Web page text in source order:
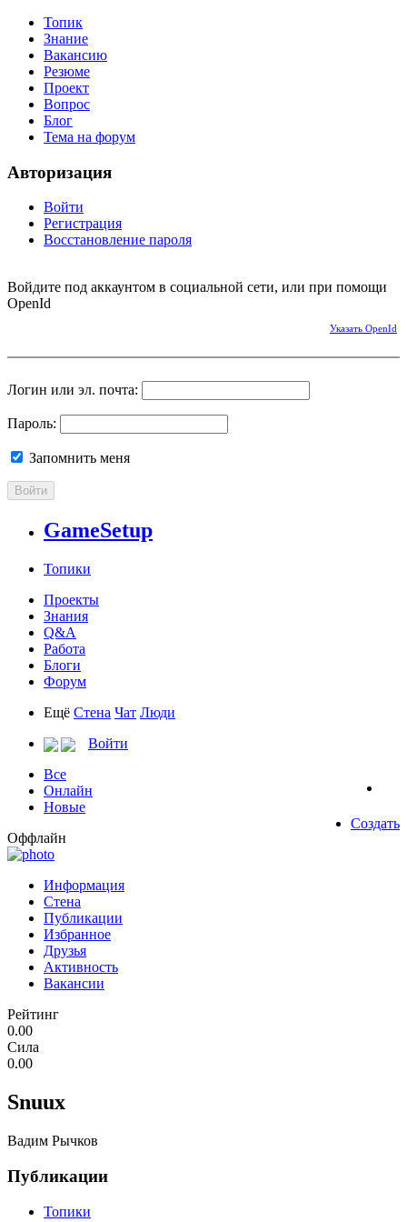
Топик
Знание
Вакансию
Резюме
Проект
Вопрос
Блог
Тема на форум
Авторизация
Войти
Регистрация
Восстановление пароля
Войдите под аккаунтом в социальной сети, или при помощи
OpenId
Указать OpenId
Логин или эл. почта:
Пароль:
Запомнить меня
Войти
GameSetup
Топики
Проекты
Знания
Q&A
Работа
Блоги
Форум
Ещё Стена Чат Люди
Войти
Все
Онлайн
Новые
Создать
Оффлайн
Информация
Стена
Публикации
Избранное
Друзья
Активность
Вакансии
Рейтинг
0.00
Сила
0.00
Snuux
Вадим Рычков
Публикации
Топики